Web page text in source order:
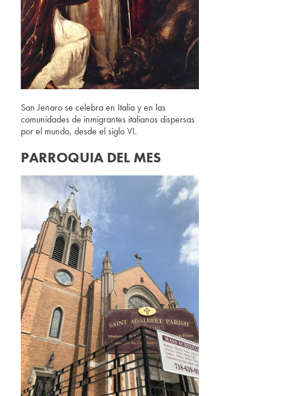
San Jenaro se celebra en Italia y en las
comunidades de inmigrantes italianos dispersas
por el mundo, desde el siglo VI.
PARROQUIA DEL MES